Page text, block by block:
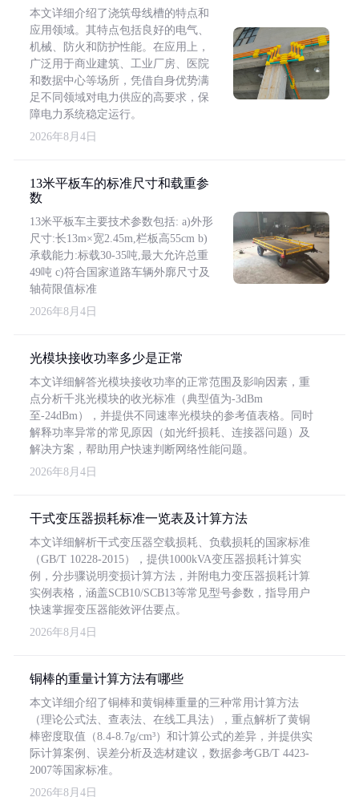
本文详细介绍了浇筑母线槽的特点和
应用领域。其特点包括良好的电气、
机械、防火和防护性能。在应用上，
广泛用于商业建筑、工业厂房、医院
和数据中心等场所，凭借自身优势满
足不同领域对电力供应的高要求，保
障电力系统稳定运行。
2026年8月4日
13米平板车的标准尺寸和载重参
数
13米平板车主要技术参数包括: a)外形
尺寸:长13m×宽2.45m,栏板高55cm b)
承载能力:标载30-35吨,最大允许总重
49吨 c)符合国家道路车辆外廓尺寸及
轴荷限值标准
2026年8月4日
光模块接收功率多少是正常
本文详细解答光模块接收功率的正常范围及影响因素，重
点分析千兆光模块的收光标准（典型值为-3dBm
至-24dBm），并提供不同速率光模块的参考值表格。同时
解释功率异常的常见原因（如光纤损耗、连接器问题）及
解决方案，帮助用户快速判断网络性能问题。
2026年8月4日
干式变压器损耗标准一览表及计算方法
本文详细解析干式变压器空载损耗、负载损耗的国家标准
（GB/T 10228-2015），提供1000kVA变压器损耗计算实
例，分步骤说明变损计算方法，并附电力变压器损耗计算
实例表格，涵盖SCB10/SCB13等常见型号参数，指导用户
快速掌握变压器能效评估要点。
2026年8月4日
铜棒的重量计算方法有哪些
本文详细介绍了铜棒和黄铜棒重量的三种常用计算方法
（理论公式法、查表法、在线工具法），重点解析了黄铜
棒密度取值（8.4-8.7g/cm³）和计算公式的差异，并提供实
际计算案例、误差分析及选材建议，数据参考GB/T 4423-
2007等国家标准。
2026年8月4日